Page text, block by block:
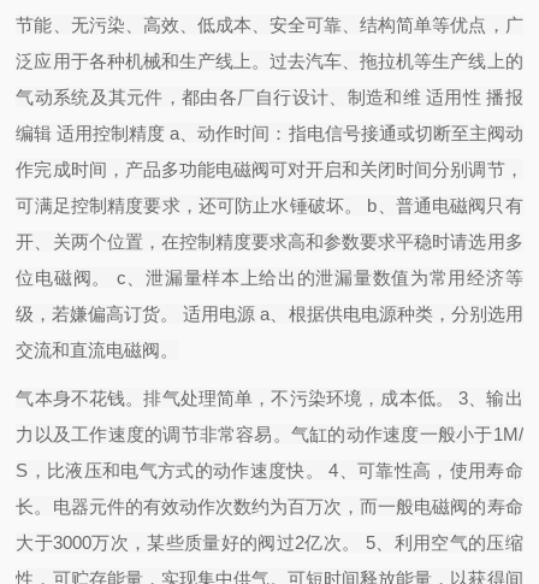
节能、无污染、高效、低成本、安全可靠、结构简单等优点，广
泛应用于各种机械和生产线上。过去汽车、拖拉机等生产线上的
气动系统及其元件，都由各厂自行设计、制造和维 适用性 播报
编辑 适用控制精度 a、动作时间：指电信号接通或切断至主阀动
作完成时间，产品多功能电磁阀可对开启和关闭时间分别调节，
可满足控制精度要求，还可防止水锤破坏。 b、普通电磁阀只有
开、关两个位置，在控制精度要求高和参数要求平稳时请选用多
位电磁阀。 c、泄漏量样本上给出的泄漏量数值为常用经济等
级，若嫌偏高订货。 适用电源 a、根据供电电源种类，分别选用
交流和直流电磁阀。
气本身不花钱。排气处理简单，不污染环境，成本低。 3、输出
力以及工作速度的调节非常容易。气缸的动作速度一般小于1M/
S，比液压和电气方式的动作速度快。 4、可靠性高，使用寿命
长。电器元件的有效动作次数约为百万次，而一般电磁阀的寿命
大于3000万次，某些质量好的阀过2亿次。 5、利用空气的压缩
性，可贮存能量，实现集中供气。可短时间释放能量，以获得间